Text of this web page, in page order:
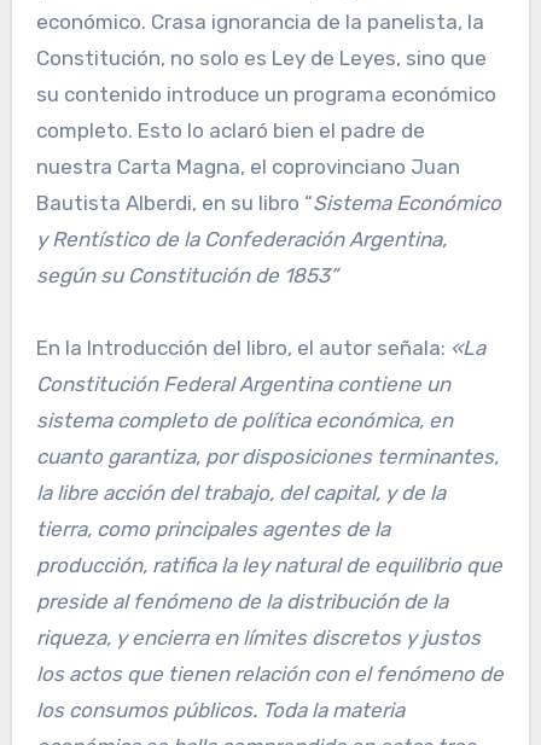
económico. Crasa ignorancia de la panelista, la
Constitución, no solo es Ley de Leyes, sino que
su contenido introduce un programa económico
completo. Esto lo aclaró bien el padre de
nuestra Carta Magna, el coprovinciano Juan
Bautista Alberdi, en su libro “Sistema Económico
y Rentístico de la Confederación Argentina,
según su Constitución de 1853”
En la Introducción del libro, el autor señala: «La
Constitución Federal Argentina contiene un
sistema completo de política económica, en
cuanto garantiza, por disposiciones terminantes,
la libre acción del trabajo, del capital, y de la
tierra, como principales agentes de la
producción, ratifica la ley natural de equilibrio que
preside al fenómeno de la distribución de la
riqueza, y encierra en límites discretos y justos
los actos que tienen relación con el fenómeno de
los consumos públicos. Toda la materia